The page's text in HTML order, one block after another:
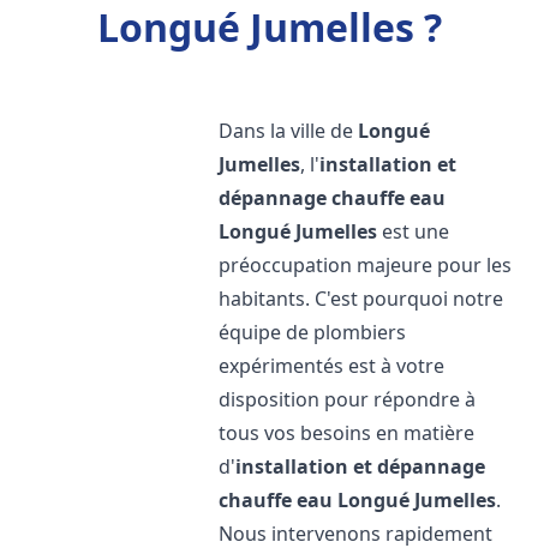
Longué Jumelles ?
Dans la ville de Longué
Jumelles, l'installation et
dépannage chauffe eau
Longué Jumelles est une
préoccupation majeure pour les
habitants. C'est pourquoi notre
équipe de plombiers
expérimentés est à votre
disposition pour répondre à
tous vos besoins en matière
d'installation et dépannage
chauffe eau Longué Jumelles.
Nous intervenons rapidement